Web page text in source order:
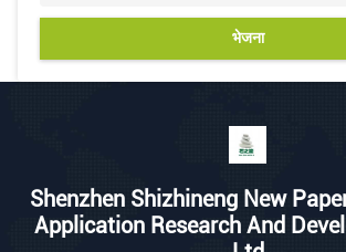
भेजना
Shenzhen Shizhineng New
Application Research And